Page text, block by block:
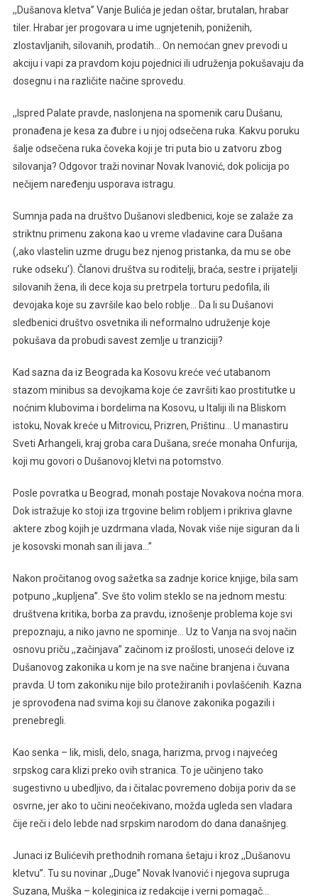
,,Dušanova kletva” Vanje Bulića je jedan oštar, brutalan, hrabar
tiler. Hrabar jer progovara u ime ugnjetenih, poniženih,
zlostavljanih, silovanih, prodatih… On nemoćan gnev prevodi u
akciju i vapi za pravdom koju pojednici ili udruženja pokušavaju da
dosegnu i na različite načine sprovedu.
,,Ispred Palate pravde, naslonjena na spomenik caru Dušanu,
pronađena je kesa za đubre i u njoj odsečena ruka. Kakvu poruku
šalje odsečena ruka čoveka koji je tri puta bio u zatvoru zbog
silovanja? Odgovor traži novinar Novak Ivanović, dok policija po
nečijem naređenju usporava istragu.
Sumnja pada na društvo Dušanovi sledbenici, koje se zalaže za
striktnu primenu zakona kao u vreme vladavine cara Dušana
(,ako vlastelin uzme drugu bez njenog pristanka, da mu se obe
ruke odseku’). Članovi društva su roditelji, braća, sestre i prijatelji
silovanih žena, ili dece koja su pretrpela torturu pedofila, ili
devojaka koje su završile kao belo roblje… Da li su Dušanovi
sledbenici društvo osvetnika ili neformalno udruženje koje
pokušava da probudi savest zemlje u tranziciji?
Kad sazna da iz Beograda ka Kosovu kreće već utabanom
stazom minibus sa devojkama koje će završiti kao prostitutke u
noćnim klubovima i bordelima na Kosovu, u Italiji ili na Bliskom
istoku, Novak kreće u Mitrovicu, Prizren, Prištinu… U manastiru
Sveti Arhangeli, kraj groba cara Dušana, sreće monaha Onfurija,
koji mu govori o Dušanovoj kletvi na potomstvo.
Posle povratka u Beograd, monah postaje Novakova noćna mora.
Dok istražuje ko stoji iza trgovine belim robljem i prikriva glavne
aktere zbog kojih je uzdrmana vlada, Novak više nije siguran da li
je kosovski monah san ili java…”
Nakon pročitanog ovog sažetka sa zadnje korice knjige, bila sam
potpuno ,,kupljena”. Sve što volim steklo se na jednom mestu:
društvena kritika, borba za pravdu, iznošenje problema koje svi
prepoznaju, a niko javno ne spominje… Uz to Vanja na svoj način
osnovu priču ,,začinjava” začinom iz prošlosti, unoseći delove iz
Dušanovog zakonika u kom je na sve načine branjena i čuvana
pravda. U tom zakoniku nije bilo protežiranih i povlašćenih. Kazna
je sprovođena nad svima koji su članove zakonika pogazili i
prenebregli.
Kao senka – lik, misli, delo, snaga, harizma, prvog i najvećeg
srpskog cara klizi preko ovih stranica. To je učinjeno tako
sugestivno u ubedljivo, da i čitalac povremeno dobija poriv da se
osvrne, jer ako to učini neočekivano, možda ugleda sen vladara
čije reči i delo lebde nad srpskim narodom do dana današnjeg.
Junaci iz Bulićevih prethodnih romana šetaju i kroz ,,Dušanovu
kletvu”. Tu su novinar ,,Duge” Novak Ivanović i njegova supruga
Suzana, Muška – koleginica iz redakcije i verni pomagač…